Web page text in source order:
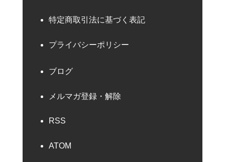
特定商取引法に基づく表記
プライバシーポリシー
ブログ
メルマガ登録・解除
RSS
ATOM